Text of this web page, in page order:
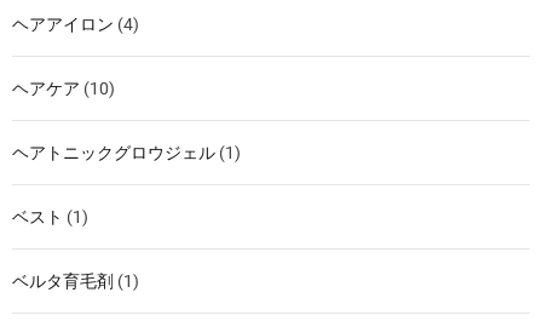
ヘアアイロン (4)
ヘアケア (10)
ヘアトニックグロウジェル (1)
ベスト (1)
ベルタ育毛剤 (1)